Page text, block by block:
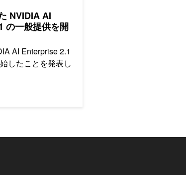
NVIDIA AI
の一般提供を開
AI Enterprise 2.1
したことを発表し